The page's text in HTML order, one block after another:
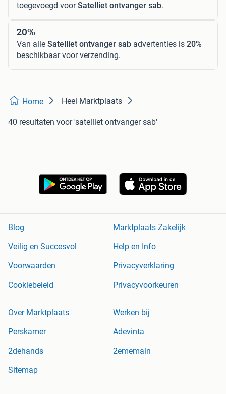
toegevoegd voorSatelliet ontvanger sab.
20%
Van alle Satelliet ontvanger sab advertenties is 20%
beschikbaar voor verzending.
Home Heel Marktplaats
40 resultaten voor 'satelliet ontvanger sab'
Blog
Marktplaats Zakelijk
Veilig en Succesvol
Help en Info
Voorwaarden
Privacyverklaring
Cookiebeleid
Privacyvoorkeuren
Over Marktplaats
Werken bij
Perskamer
Adevinta
2dehands
2ememain
Sitemap